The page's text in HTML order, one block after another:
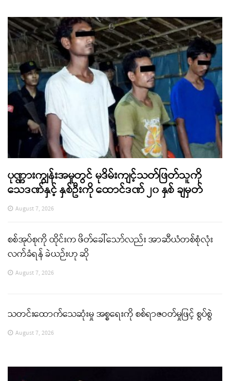
ပုဏ္ဏားကျွန်းအမှုတွင် မုဒိမ်းကျင့်သတ်ဖြတ်သူကို
သေဒဏ်နှင့် နှစ်ဦးကို ထောင်ဒဏ် ၂၀ နှစ် ချမှတ်
August 7, 2026
စစ်အုပ်စုကို ထိုင်းက ဖိတ်ခေါ်သော်လည်း အာဆီယံတစ်စုံလုံး
လက်ခံရန် ခဲယဉ်းဟု ဆို
August 7, 2026
သတင်းထောက်သေဆုံးမှု အစ္စရေးကို စစ်ရာဇဝတ်မှုဖြင့် စွပ်စွဲ
August 7, 2026